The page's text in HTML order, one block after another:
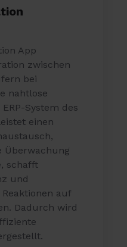
App
zwischen
bei
nahtlose
System des
einen
Überwachung
schafft
und
auf
Dadurch wird